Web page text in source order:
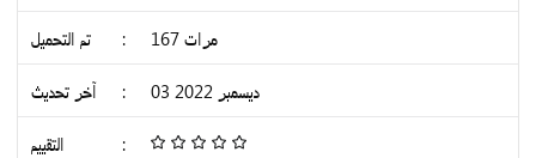
تم التحميل : 167 مرات
آخر تحديث : 03 ديسمبر 2022
التقييم :